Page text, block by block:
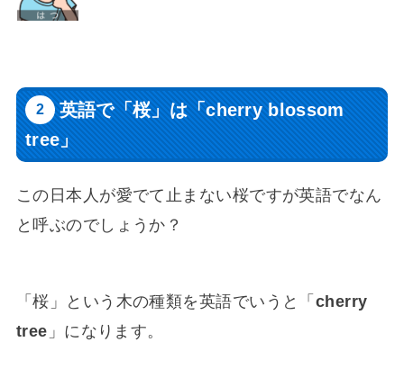
英語で「桜」は「cherry blossom
tree」
この日本人が愛でて止まない桜ですが英語でなん
と呼ぶのでしょうか？
「桜」という木の種類を英語でいうと「 cherry
tree 」になります。